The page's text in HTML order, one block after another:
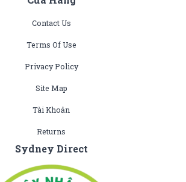
Contact Us
Terms Of Use
Privacy Policy
Site Map
Tài Khoản
Returns
Sydney Direct